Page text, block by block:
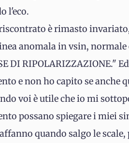
l'eco.
è rimasto
anomala in vsin,
DI RIPOLARIZZAZIONE."
e non ho capito se anche
voi è utile che io mi
possano spiegare i miei
quando salgo le